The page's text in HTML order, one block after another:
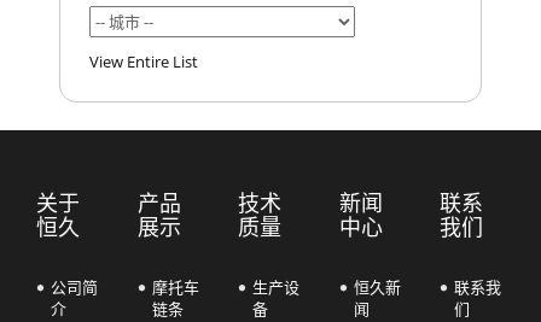
View Entire List
关于
恒久
公司简
介
产品
展示
摩托车
链条
技术
质量
生产设
备
新闻
中心
恒久新
闻
联系
我们
联系我
们